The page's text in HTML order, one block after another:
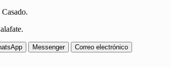
Messenger Correo electrónico